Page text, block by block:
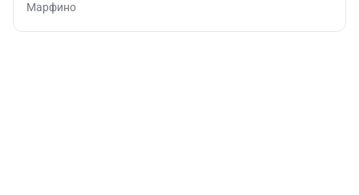
Марфино